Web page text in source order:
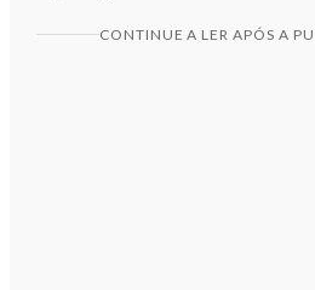
CONTINUE A LER APÓS A